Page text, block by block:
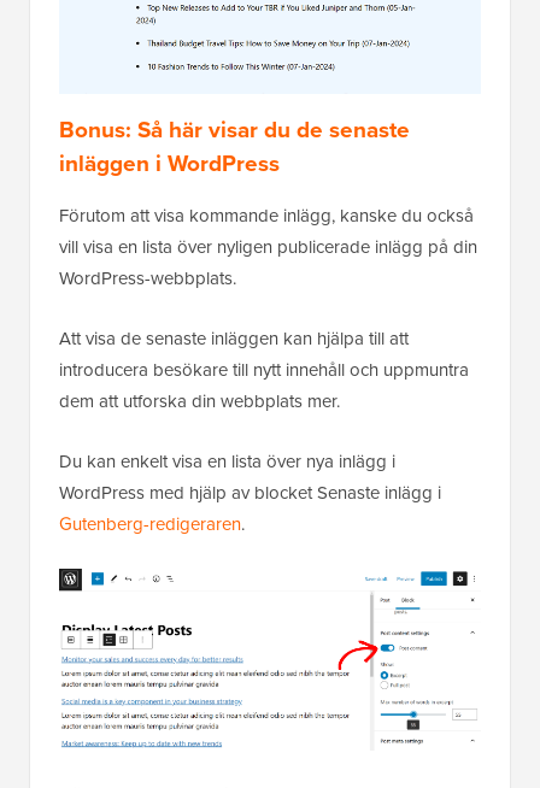
Bonus: Så här visar du de senaste
inläggen i WordPress
Förutom att visa kommande inlägg, kanske du också
vill visa en lista över nyligen publicerade inlägg på din
WordPress-webbplats.
Att visa de senaste inläggen kan hjälpa till att
introducera besökare till nytt innehåll och uppmuntra
dem att utforska din webbplats mer.
Du kan enkelt visa en lista över nya inlägg i
WordPress med hjälp av blocket Senaste inlägg i
Gutenberg-redigeraren.